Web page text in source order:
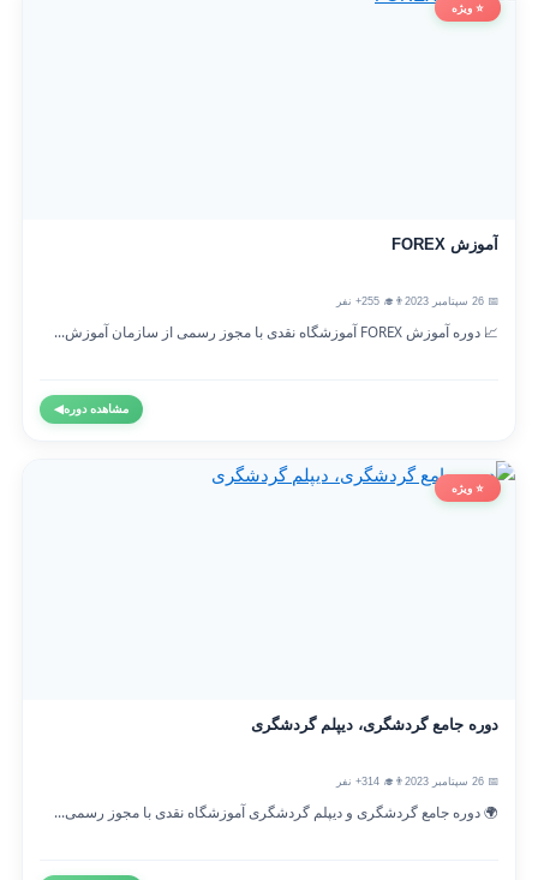
⭐ ویژه
آموزش FOREX
👨‍🎓 255+ نفر
📈 دوره آموزش FOREX آموزشگاه نقدی با مجوز رسمی از سازمان آموزش...
مشاهده دوره◀
⭐ ویژه
دوره جامع گردشگری، دیپلم گردشگری
👨‍🎓 314+ نفر
🌍 دوره جامع گردشگری و دیپلم گردشگری آموزشگاه نقدی با مجوز رسمی...